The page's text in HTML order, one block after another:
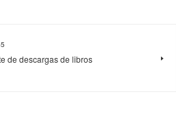
de descargas de libros